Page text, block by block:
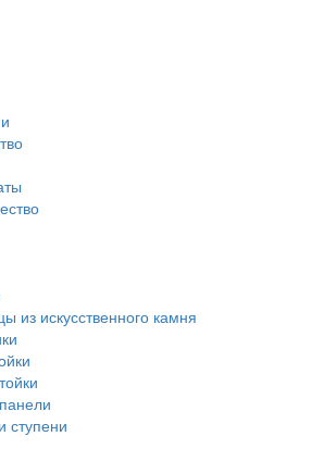
из искусственного камня
ступени